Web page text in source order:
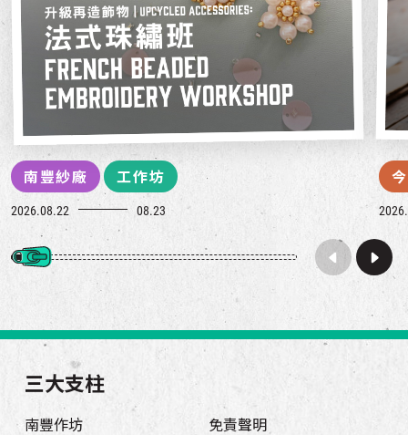
南豐紗廠 工作坊
2026.08.22 08.23
三大支柱
南豐作坊 免責聲明